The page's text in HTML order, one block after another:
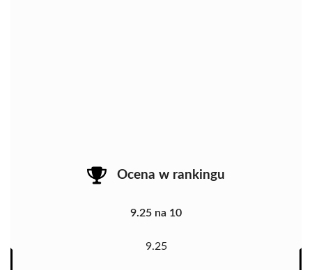
Ocena w rankingu
9.25 na 10
9.25